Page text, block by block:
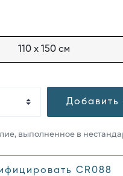
110 x 150 см
Добавить
выполненное в
CR088